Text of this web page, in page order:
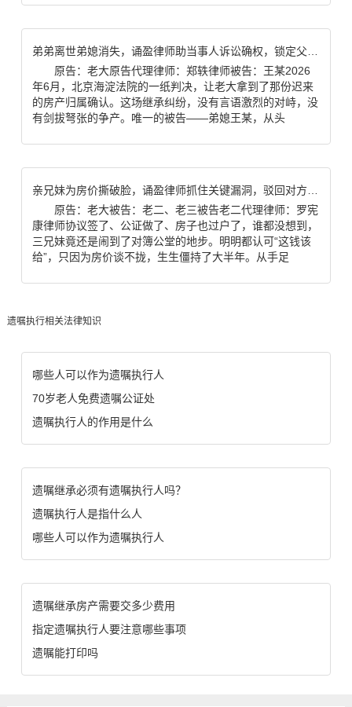
原告：老大原告代理律师：郑轶律师被告：王某2026
年6月，北京海淀法院的一纸判决，让老大拿到了那份迟来
的房产归属确认。这场继承纠纷，没有言语激烈的对峙，没
有剑拔弩张的争产。唯一的被告——弟媳王某，从头
原告：老大被告：老二、老三被告老二代理律师：罗宪
康律师协议签了、公证做了、房子也过户了，谁都没想到，
三兄妹竟还是闹到了对簿公堂的地步。明明都认可“这钱该
给”，只因为房价谈不拢，生生僵持了大半年。从手足
遗嘱执行相关法律知识
哪些人可以作为遗嘱执行人
70岁老人免费遗嘱公证处
遗嘱执行人的作用是什么
遗嘱继承必须有遗嘱执行人吗？
遗嘱执行人是指什么人
哪些人可以作为遗嘱执行人
遗嘱继承房产需要交多少费用
指定遗嘱执行人要注意哪些事项
遗嘱能打印吗